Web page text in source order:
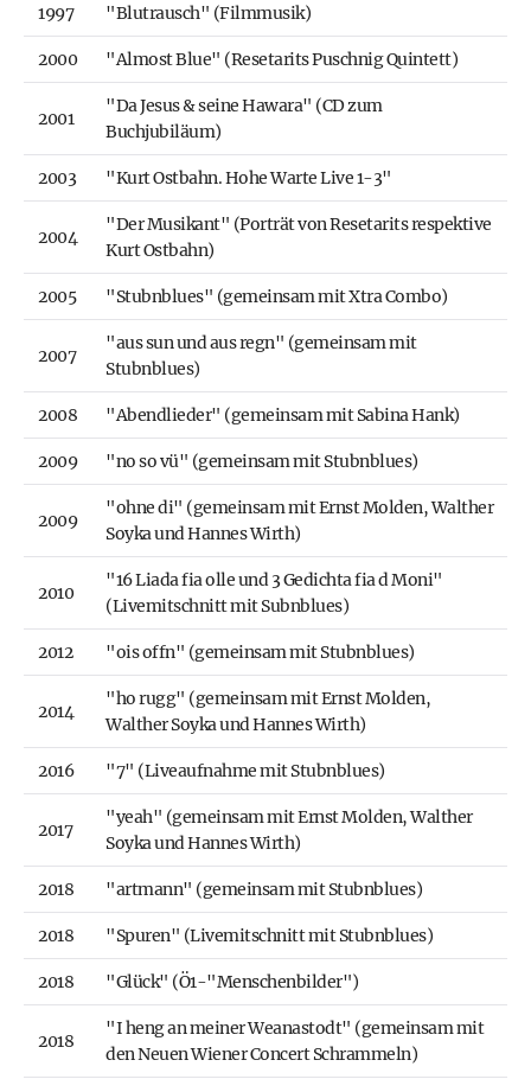
1997 "Blutrausch" (Filmmusik)
2000 "Almost Blue" (Resetarits Puschnig Quintett)
2001
"Da Jesus & seine Hawara" (CD zum
Buchjubiläum)
2003 "Kurt Ostbahn. Hohe Warte Live 1-3"
2004
"Der Musikant" (Porträt von Resetarits respektive
Kurt Ostbahn)
2005 "Stubnblues" (gemeinsam mit Xtra Combo)
2007
"aus sun und aus regn" (gemeinsam mit
Stubnblues)
2008 "Abendlieder" (gemeinsam mit Sabina Hank)
2009 "no so vü" (gemeinsam mit Stubnblues)
2009
"ohne di" (gemeinsam mit Ernst Molden, Walther
Soyka und Hannes Wirth)
2010
"16 Liada fia olle und 3 Gedichta fia d Moni"
(Livemitschnitt mit Subnblues)
2012 "ois offn" (gemeinsam mit Stubnblues)
2014
"ho rugg" (gemeinsam mit Ernst Molden,
Walther Soyka und Hannes Wirth)
2016 "7" (Liveaufnahme mit Stubnblues)
2017
"yeah" (gemeinsam mit Ernst Molden, Walther
Soyka und Hannes Wirth)
2018 "artmann" (gemeinsam mit Stubnblues)
2018 "Spuren" (Livemitschnitt mit Stubnblues)
2018 "Glück" (Ö1-"Menschenbilder")
2018
"I heng an meiner Weanastodt" (gemeinsam mit
den Neuen Wiener Concert Schrammeln)